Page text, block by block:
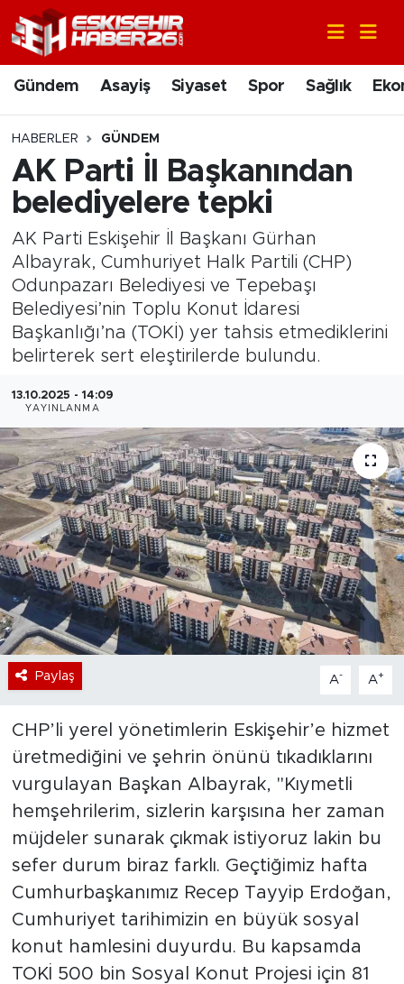
Gündem Asayiş Siyaset Spor Sağlık
HABERLER GÜNDEM
AK Parti İl Başkanından
belediyelere tepki
AK Parti Eskişehir İl Başkanı Gürhan
Albayrak, Cumhuriyet Halk Partili (CHP)
Odunpazarı Belediyesi ve Tepebaşı
Belediyesi’nin Toplu Konut İdaresi
Başkanlığı’na (TOKİ) yer tahsis etmediklerini
belirterek sert eleştirilerde bulundu.
13.10.2025 - 14:09
YAYINLANMA
Paylaş A- A+
CHP’li yerel yönetimlerin Eskişehir’e hizmet
üretmediğini ve şehrin önünü tıkadıklarını
vurgulayan Başkan Albayrak, "Kıymetli
hemşehrilerim, sizlerin karşısına her zaman
müjdeler sunarak çıkmak istiyoruz lakin bu
sefer durum biraz farklı. Geçtiğimiz hafta
Cumhurbaşkanımız Recep Tayyip Erdoğan,
Cumhuriyet tarihimizin en büyük sosyal
konut hamlesini duyurdu. Bu kapsamda
TOKİ 500 bin Sosyal Konut Projesi için 81
Gündem
Asayiş
Siyaset
Spor
Sağlık
Ekonomi
Eğitim
Sanat
Bölge
Teknoloji
Magazin
Dünya
Sektör
Nöbetçi Eczaneler
Hava Durumu
Trafik Durumu
Süper Lig Puan Durumu ve Fikstür
Tüm Manşetler
Son Dakika Haberleri
Haber Arşivi